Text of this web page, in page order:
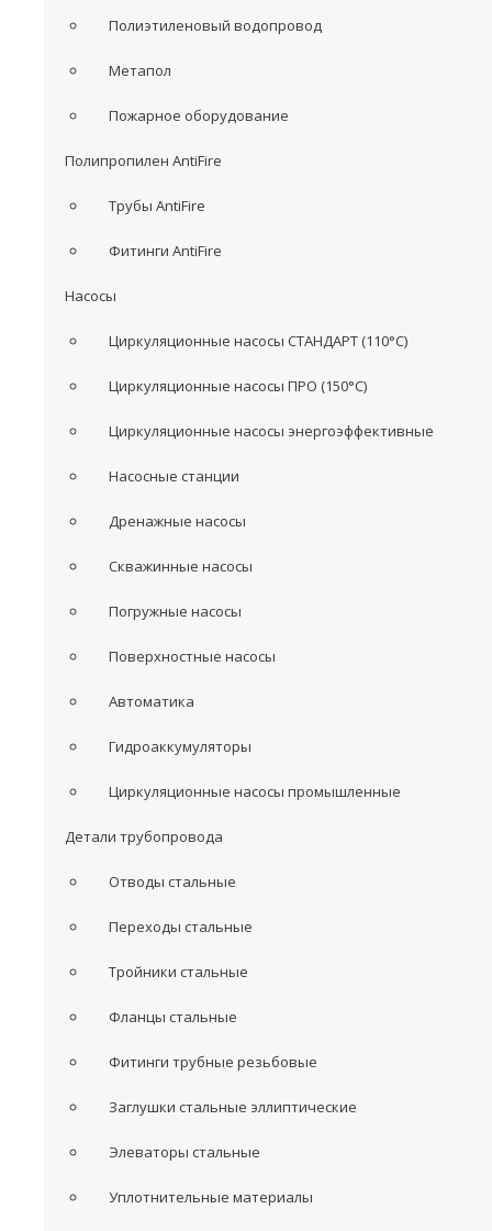
Полиэтиленовый водопровод
Метапол
Пожарное оборудование
Полипропилен AntiFire
Трубы AntiFire
Фитинги AntiFire
Насосы
Циркуляционные насосы СТАНДАРТ (110°C)
Циркуляционные насосы ПРО (150°C)
Циркуляционные насосы энергоэффективные
Насосные станции
Дренажные насосы
Скважинные насосы
Погружные насосы
Поверхностные насосы
Автоматика
Гидроаккумуляторы
Циркуляционные насосы промышленные
Детали трубопровода
Отводы стальные
Переходы стальные
Тройники стальные
Фланцы стальные
Фитинги трубные резьбовые
Заглушки стальные эллиптические
Элеваторы стальные
Уплотнительные материалы